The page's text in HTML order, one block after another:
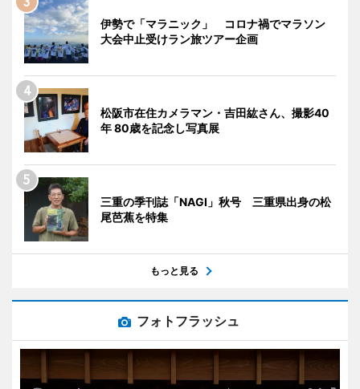
伊勢で「マラニック」 コロナ禍でマラソン
大会中止受けラン旅ツアー企画
松阪市在住カメラマン・吉田紘さん、撮影40
年 80歳を記念し写真展
三重の季刊誌「NAGI」秋号 三重県出身の松
尾芭蕉を特集
もっと見る
フォトフラッシュ